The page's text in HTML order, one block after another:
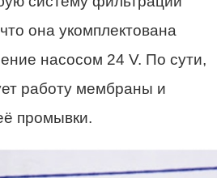
она укомплектована
насосом 24 V. По сути,
работу мембраны и
промывки.